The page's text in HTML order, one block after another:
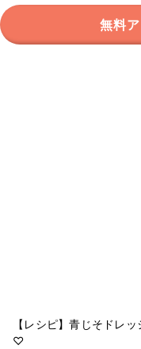
無料
【レシピ】青じそドレ
♡